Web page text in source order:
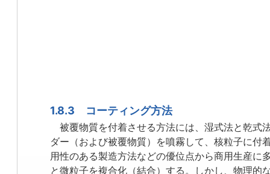
1.8.3 コーティング方法
被覆物質を付着させる方法には、湿式法と乾式
ダー（および被覆物質）を噴霧して、核粒子に
用性のある製造方法などの優位点から商用生産に
と微粒子を複合化（結合）する。しかし、物理